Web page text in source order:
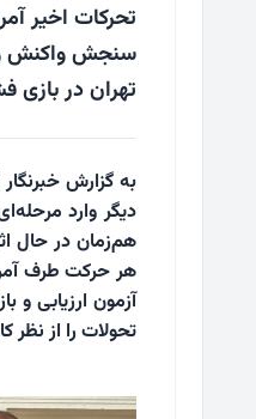
تحرکات اخیر
سنجش واکنش و
تهران در بازی
به گزارش
دیگر وارد
هم‌زمان در حال
هر حرکت طرف
آزمون ارزیابی و
تحولات را از